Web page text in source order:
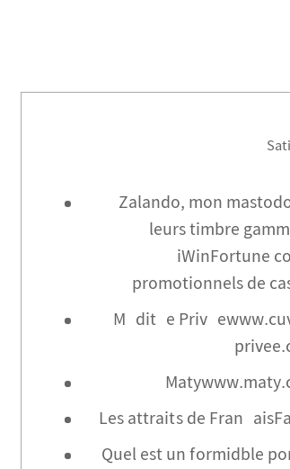
Zalando, mon
leurs timbre
iWinFortune
promotionnels de
Méditée
Les attraits de
Quel est un formidble